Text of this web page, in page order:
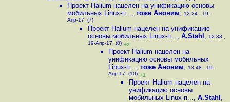
Проект Halium нацелен на унификацию основы
мобильных Linux-п..., тоже Аноним, 12:24 , 19-
Апр-17, (7)
Проект Halium нацелен на унификацию
основы мобильных Linux-п..., A.Stahl , 12:38 ,
19-Апр-17, (8) +2
Проект Halium нацелен на
унификацию основы мобильных
Linux-п..., тоже Аноним, 13:48 , 19-
Апр-17, (10) +1
Проект Halium нацелен на
унификацию основы
мобильных Linux-п..., A.Stahl ,